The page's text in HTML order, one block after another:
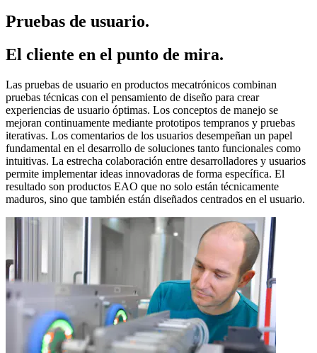
Pruebas de usuario.
El cliente en el punto de mira.
Las pruebas de usuario en productos mecatrónicos combinan
pruebas técnicas con el pensamiento de diseño para crear
experiencias de usuario óptimas. Los conceptos de manejo se
mejoran continuamente mediante prototipos tempranos y pruebas
iterativas. Los comentarios de los usuarios desempeñan un papel
fundamental en el desarrollo de soluciones tanto funcionales como
intuitivas. La estrecha colaboración entre desarrolladores y usuarios
permite implementar ideas innovadoras de forma específica. El
resultado son productos EAO que no solo están técnicamente
maduros, sino que también están diseñados centrados en el usuario.